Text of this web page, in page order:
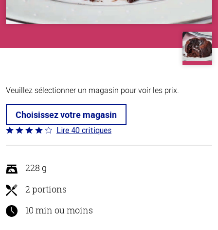
Veuillez sélectionner un magasin pour voir les prix.
Choisissez votre magasin
Coté
4 sur
Lire 40 critiques
228 g
2 portions
10 min ou moins